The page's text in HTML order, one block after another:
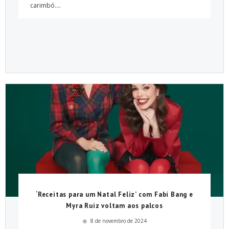
carimbó....
‘Receitas para um Natal Feliz’ com Fabi Bang e
Myra Ruiz voltam aos palcos
8 de novembro de 2024